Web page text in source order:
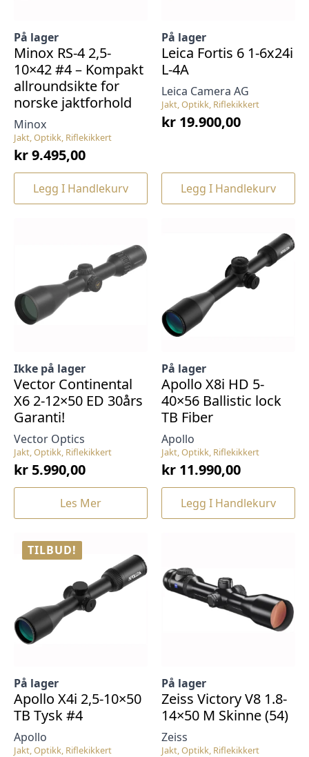
Jakt, Optikk, Riflekikkert
Minox
På lager
Minox RS-4 2,5-
10×42 #4 – Kompakt
allroundsikte for
norske jaktforhold
kr9.495,00
Legg I Handlekurv
Jakt, Optikk, Riflekikkert
Leica Camera AG
På lager
Leica Fortis 6 1-6x24i
L-4A
kr 19.900,00
Legg I Handlekurv
Jakt, Optikk, Riflekikkert
Vector Optics
Ikke på lager
Vector Continental
X6 2-12×50 ED 30års
Garanti!
kr 5.990,00
Les Mer
Jakt, Optikk, Riflekikkert
Apollo
På lager
Apollo X8i HD 5-
40×56 Ballistic lock
TB Fiber
kr 11.990,00
Legg I Handlekurv
TILBUD!
Jakt, Optikk, Riflekikkert
Apollo
På lager
Apollo X4i 2,5-10×50
TB Tysk #4
Jakt, Optikk, Riflekikkert
Zeiss
På lager
Zeiss Victory V8 1.8-
14×50 M Skinne (54)